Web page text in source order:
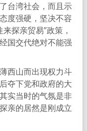
台湾社会，而且示
度强硬，坚决不容
探亲贸易”政策，
国交代绝对不能强
西山而出现权力斗
夺下党和政府的大
实当时的气氛是非
亲的居然是刚成立